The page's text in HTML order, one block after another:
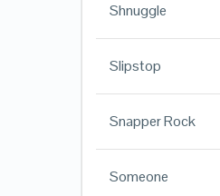
Shnuggle
Slipstop
Snapper Rock
Someone